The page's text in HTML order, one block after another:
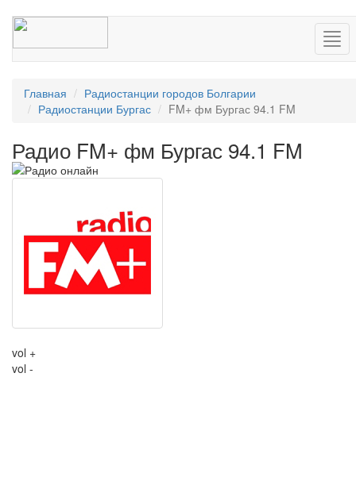
Главная
Радиостанции городов Болгарии
Радиостанции Бургас
FM+ фм Бургас 94.1 FM
Радио FM+ фм Бургас 94.1 FM
vol +
vol -